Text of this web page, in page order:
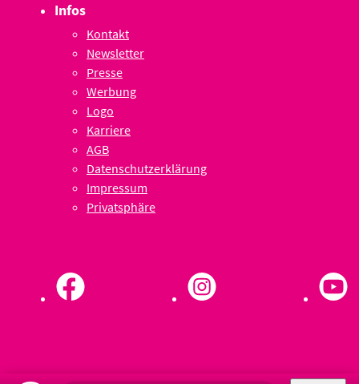
Infos
Kontakt
Newsletter
Presse
Werbung
Logo
Karriere
AGB
Datenschutzerklärung
Impressum
Privatsphäre